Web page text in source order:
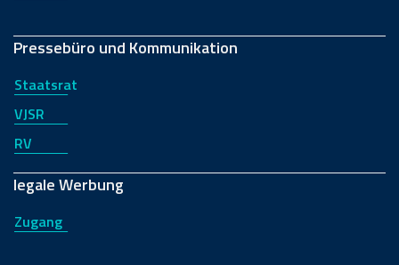
Pressebüro und Kommunikation
Staatsrat
VJSR
RV
legale Werbung
Zugang